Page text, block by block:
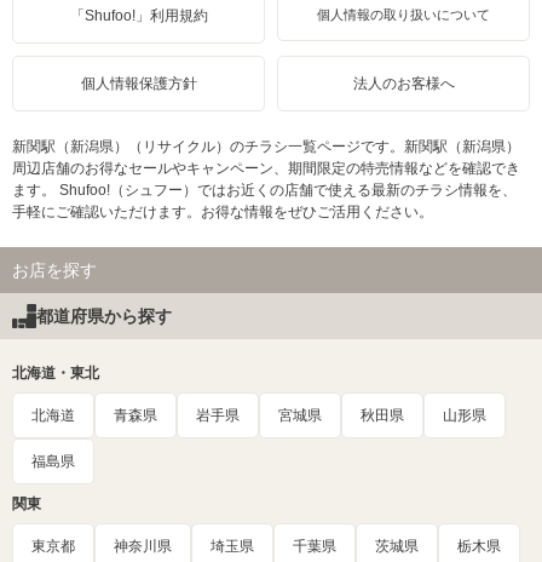
「Shufoo!」利用規約 個人情報の取り扱いについて
個人情報保護方針 法人のお客様へ
新関駅（新潟県）（リサイクル）のチラシ一覧ページです。新関駅（新潟県）
周辺店舗のお得なセールやキャンペーン、期間限定の特売情報などを確認でき
ます。 Shufoo!（シュフー）ではお近くの店舗で使える最新のチラシ情報を、
手軽にご確認いただけます。お得な情報をぜひご活用ください。
お店を探す
都道府県から探す
北海道・東北
北海道 青森県 岩手県 宮城県 秋田県 山形県
福島県
関東
東京都 神奈川県 埼玉県 千葉県 茨城県 栃木県